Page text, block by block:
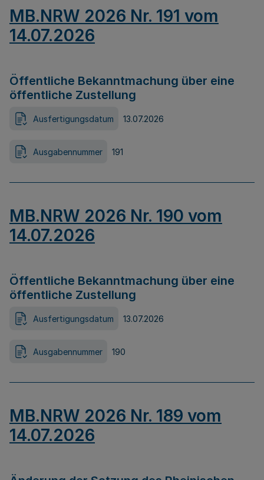
MB.NRW 2026 Nr. 191 vom
14.07.2026
Öffentliche Bekanntmachung über eine
öffentliche Zustellung
Ausfertigungsdatum 13.07.2026
Ausgabennummer 191
MB.NRW 2026 Nr. 190 vom
14.07.2026
Öffentliche Bekanntmachung über eine
öffentliche Zustellung
Ausfertigungsdatum 13.07.2026
Ausgabennummer 190
MB.NRW 2026 Nr. 189 vom
14.07.2026